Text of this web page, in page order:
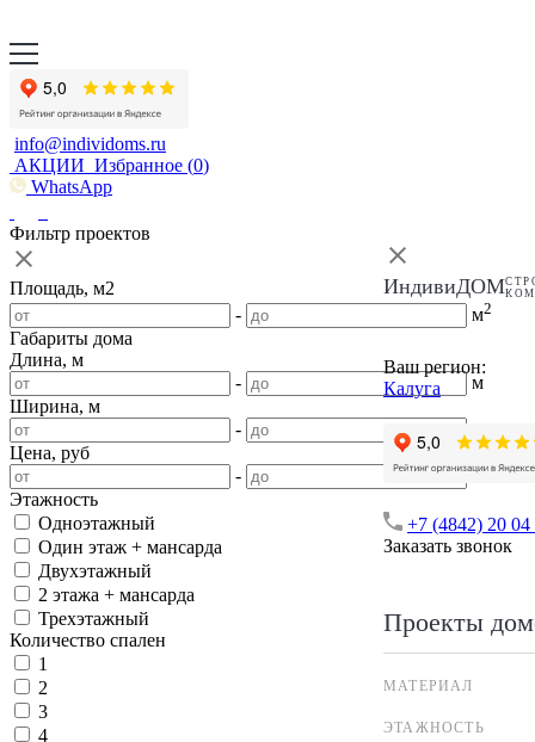
info@individoms.ru
АКЦИИ Избранное (0)
WhatsApp
ИндивиДОМ
Ваш регион:
Калуга
+7 (4842) 20 04
Заказать звонок
Проекты
МАТЕРИАЛ
ЭТАЖНОСТЬ
Фильтр проектов
Площадь, м2
-
м2
Габариты дома
Длина, м
-
м
Ширина, м
-
Цена, руб
-
Этажность
Одноэтажный
Один этаж + мансарда
Двухэтажный
2 этажа + мансарда
Трехэтажный
Количество спален
1
2
3
4